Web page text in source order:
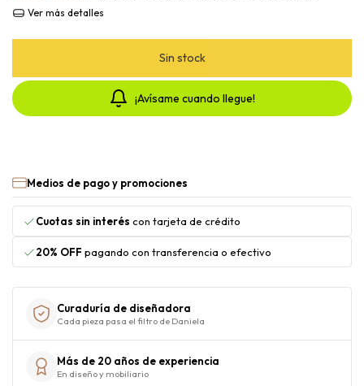
Ver más detalles
¡Avísame cuando llegue!
Medios de pago y promociones
Cuotas sin interés con tarjeta de crédito
20% OFF pagando con transferencia o efectivo
Curaduría de diseñadora
Cada pieza pasa el filtro de Daniela
Más de 20 años de experiencia
En diseño y mobiliario